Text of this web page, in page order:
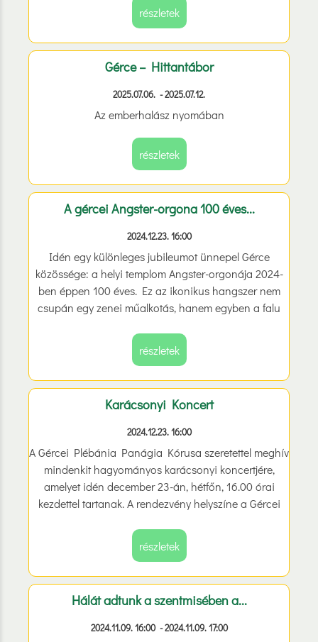
részletek
Gérce – Hittantábor
2025.07.06. - 2025.07.12.
Az emberhalász nyomában
részletek
A gércei Angster-orgona 100 éves...
2024.12.23. 16:00
Idén egy különleges jubileumot ünnepel Gérce
közössége: a helyi templom Angster-orgonája 2024-
ben éppen 100 éves. Ez az ikonikus hangszer nem
csupán egy zenei műalkotás, hanem egyben a falu
részletek
Karácsonyi Koncert
2024.12.23. 16:00
A Gércei Plébánia Panágia Kórusa szeretettel meghív
mindenkit hagyományos karácsonyi koncertjére,
amelyet idén december 23-án, hétfőn, 16.00 órai
kezdettel tartanak. A rendezvény helyszíne a Gércei
hangolódhatunk az ünnepi időszakra.
részletek
Hálát adtunk a szentmisében a...
2024.11.09. 16:00 - 2024.11.09. 17:00